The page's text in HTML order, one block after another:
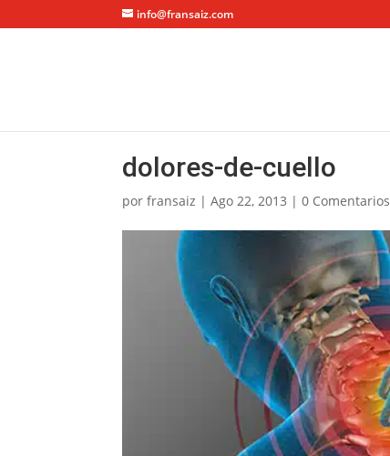
info@fransaiz.com
dolores-de-cuello
porfransaiz |Ago 22, 2013 |0 Comentarios